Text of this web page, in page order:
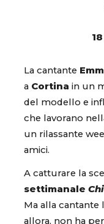
La cantante
a Cortina in un
del modello e
che lavorano
un rilassante
amici.
A catturare la
settimanale Chi
Ma alla cantante
allora, non ha